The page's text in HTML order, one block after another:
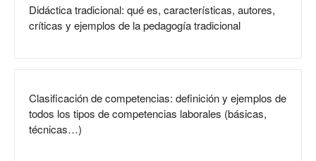
Didáctica tradicional: qué es, características, autores,
críticas y ejemplos de la pedagogía tradicional
Clasificación de competencias: definición y ejemplos de
todos los tipos de competencias laborales (básicas,
técnicas…)